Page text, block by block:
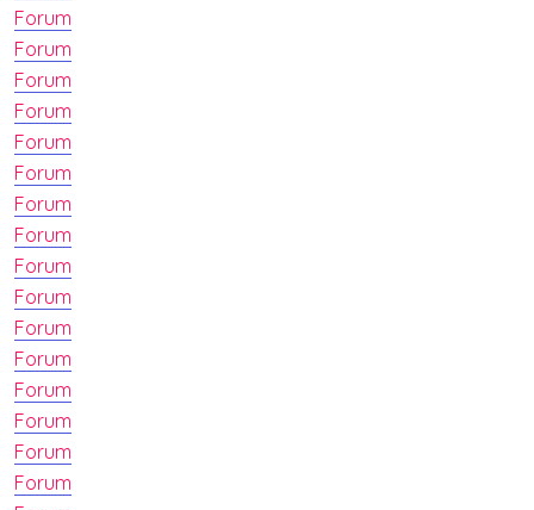
Forum
Forum
Forum
Forum
Forum
Forum
Forum
Forum
Forum
Forum
Forum
Forum
Forum
Forum
Forum
Forum